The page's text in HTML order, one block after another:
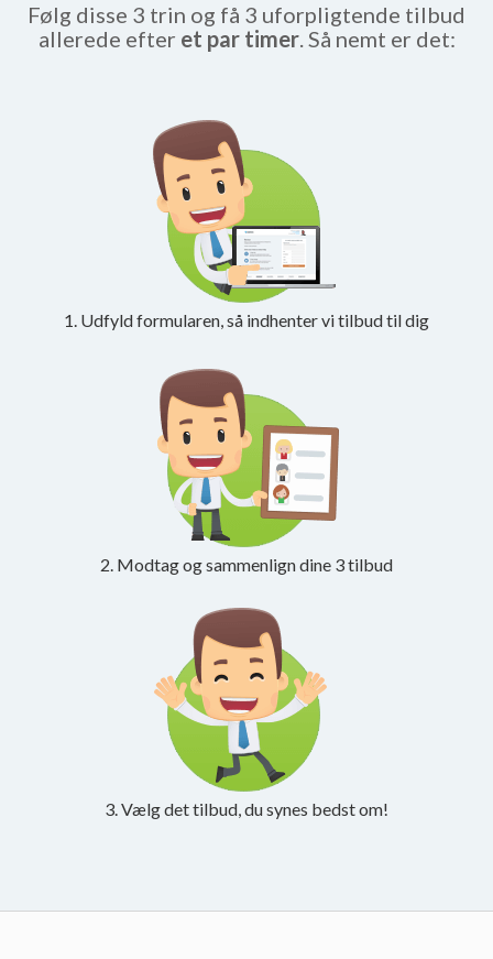
Følg disse 3 trin og få 3 uforpligtende tilbud
allerede efter et par timer. Så nemt er det:
1. Udfyld formularen, så indhenter vi tilbud til dig
2. Modtag og sammenlign dine 3 tilbud
3. Vælg det tilbud, du synes bedst om!